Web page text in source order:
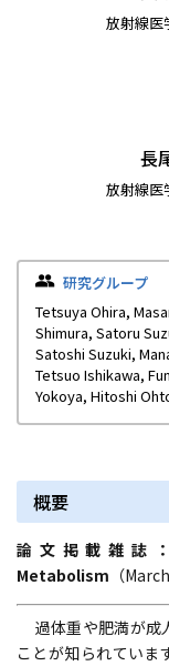
放射線
長
放射線
研究グループ
Tetsuya Ohira,
Shimura, Satoru
Satoshi Suzuki,
Tetsuo Ishikawa,
Yokoya, Hitoshi
概要
論文掲載雑誌：
Metabolism （
過体重や肥満が成
ことが知られていま